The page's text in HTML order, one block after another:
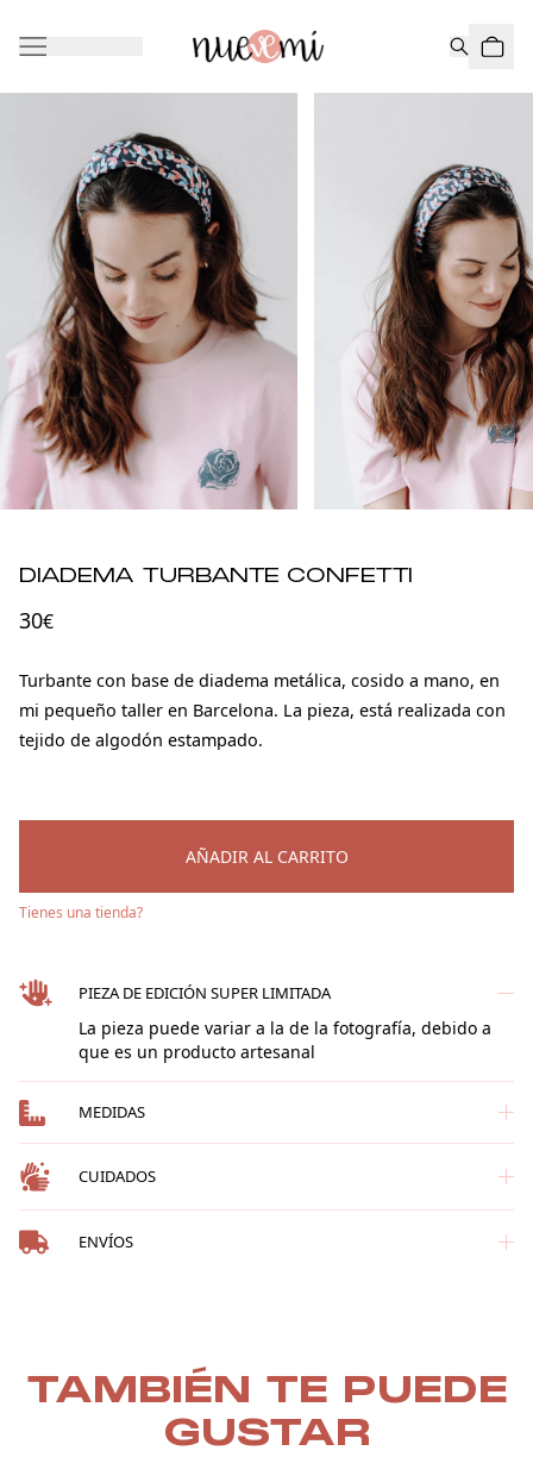
DIADEMA TURBANTE CONFETTI
30€
Turbante con base de diadema metálica, cosido a mano, en
mi pequeño taller en Barcelona. La pieza, está realizada con
tejido de algodón estampado.
AÑADIR AL CARRITO
Tienes una tienda?
PIEZA DE EDICIÓN SUPER LIMITADA
La pieza puede variar a la de la fotografía, debido a
que es un producto artesanal
MEDIDAS
CUIDADOS
ENVÍOS
TAMBIÉN TE PUEDE
GUSTAR